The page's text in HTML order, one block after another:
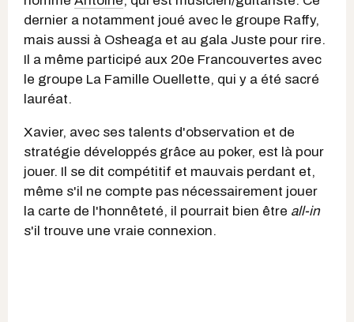
dernier a notamment joué avec le groupe Raffy,
mais aussi à Osheaga et au gala Juste pour rire.
Il a même participé aux 20e Francouvertes avec
le groupe La Famille Ouellette, qui y a été sacré
lauréat.
Xavier, avec ses talents d'observation et de
stratégie développés grâce au poker, est là pour
jouer. Il se dit compétitif et mauvais perdant et,
même s'il ne compte pas nécessairement jouer
la carte de l'honnêteté, il pourrait bien être all-in
s'il trouve une vraie connexion.